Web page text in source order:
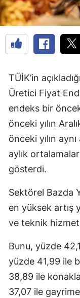
TÜİK’in
Üretici Fiyat
endeks bir
önceki yılın
önceki yılın
aylık
gösterdi.
Sektörel Bazda
en yüksek artış
ve teknik
Bunu, yüzde
yüzde 41,99 ile
38,89 ile
37,07 ile